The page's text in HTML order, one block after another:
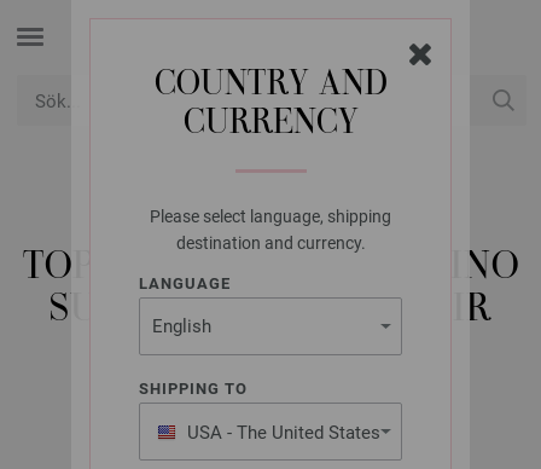
COUNTRY AND
CURRENCY
Please select language, shipping
destination and currency.
LANGUAGE
SHIPPING TO
USA - The United States
of America
LANA GROSSA
TOP-DOWN JACKA MERINO
SUPERIORE & SILKHAIR
Merino Edition No. 4 | Modell 26